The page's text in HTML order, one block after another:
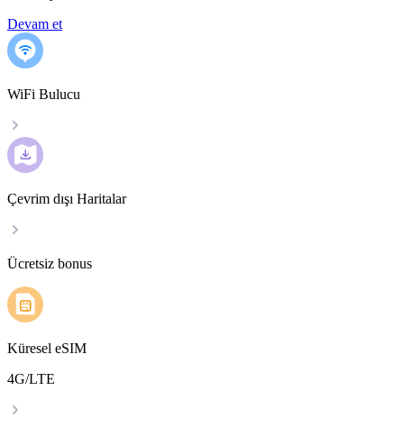
Devam et
WiFi Bulucu
Çevrim dışı Haritalar
Ücretsiz bonus
Küresel eSIM
4G/LTE